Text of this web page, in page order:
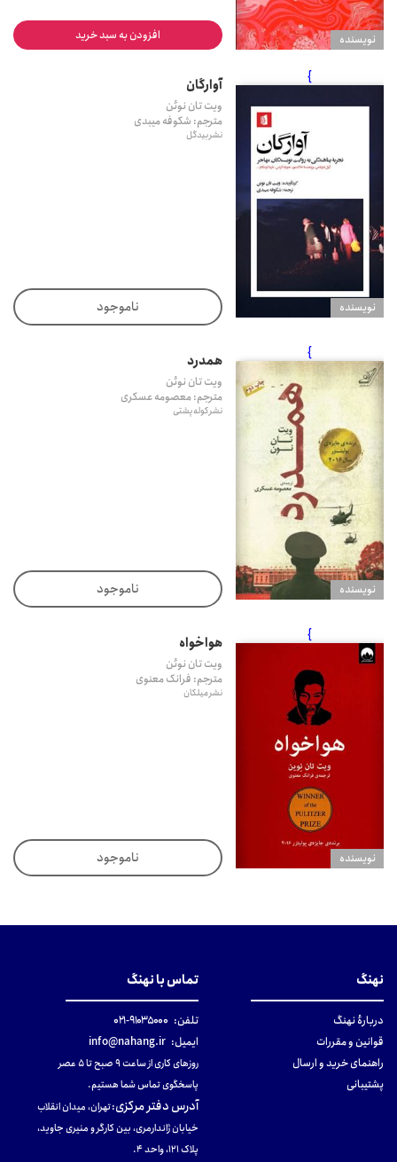
نويسنده افزودن به سبد خرید
نويسنده
} آوارگان
ویت تان نوئن
مترجم: شکوفه میبدی
نشر بیدگل
ناموجود
نويسنده
} همدرد
ویت تان نوئن
مترجم: معصومه عسکری
نشر کوله پشتی
ناموجود
نويسنده
} هواخواه
ویت تان نوئن
مترجم: فرانک معنوی
نشر میلکان
ناموجود
نهنگ
دربارهٔ نهنگ
قوانین و مقررات
راهنمای خرید و ارسال
پشتیبانی
تماس با نهنگ
تلفن: ۹۱۰۳۵۰۰۰-۰۲۱
ایمیل: info@nahang.ir
روزهای کاری از ساعت ۹ صبح تا ۵ عصر
پاسخگوی تماس شما هستیم.
آدرس دفتر مرکزی:تهران، میدان انقلاب
خیابان ژاندارمری، بین کارگر و منیری جاوید،
پلاک 121، واحد ۴.